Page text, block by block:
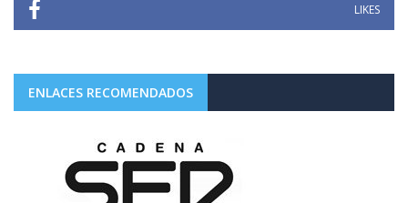
LIKES
ENLACES RECOMENDADOS